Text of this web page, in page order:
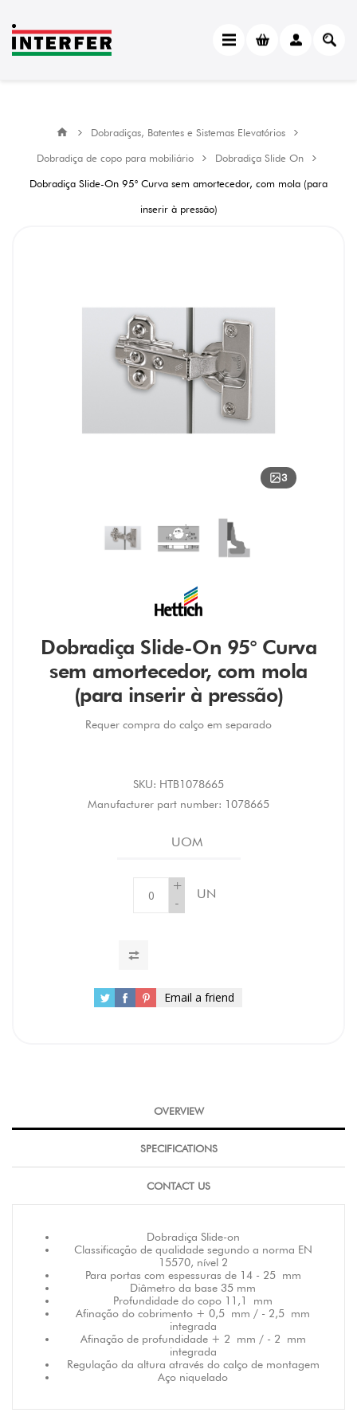
Dobradiças, Batentes e Sistemas Elevatórios
Dobradiça de copo para mobiliário
Dobradiça Slide On
Dobradiça Slide-On 95° Curva sem amortecedor, com mola (para
inserir à pressão)
3
Dobradiça Slide-On 95° Curva
sem amortecedor, com mola
(para inserir à pressão)
Requer compra do calço em separado
SKU: HTB1078665
Manufacturer part number: 1078665
UOM
+
-
UN
Email a friend
OVERVIEW
SPECIFICATIONS
CONTACT US
Dobradiça Slide-on
Classificação de qualidade segundo a norma EN
15570, nível 2
Para portas com espessuras de 14 - 25 mm
Diâmetro da base 35 mm
Profundidade do copo 11,1 mm
Afinação do cobrimento + 0,5 mm / - 2,5 mm
integrada
Afinação de profundidade + 2 mm / - 2 mm
integrada
Regulação da altura através do calço de montagem
Aço niquelado